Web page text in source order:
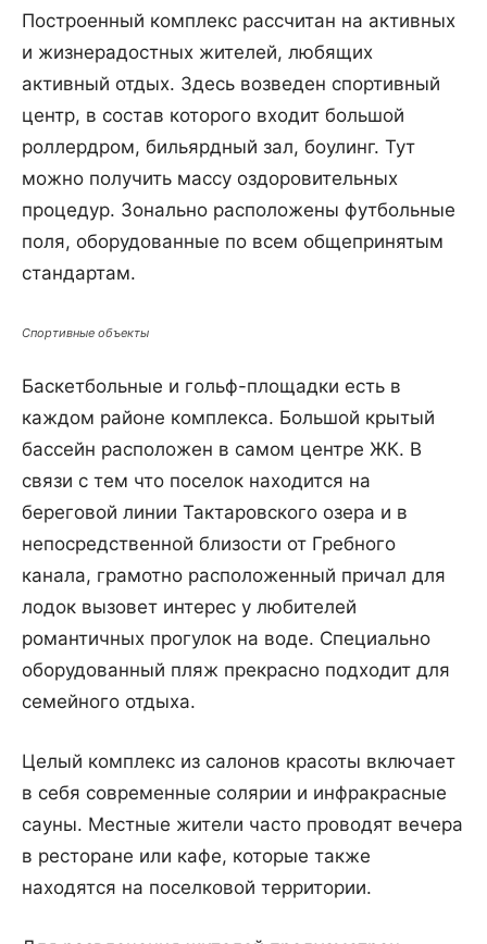
Построенный комплекс рассчитан на активных
и жизнерадостных жителей, любящих
активный отдых. Здесь возведен спортивный
центр, в состав которого входит большой
роллердром, бильярдный зал, боулинг. Тут
можно получить массу оздоровительных
процедур. Зонально расположены футбольные
поля, оборудованные по всем общепринятым
стандартам.
Спортивные объекты
Баскетбольные и гольф-площадки есть в
каждом районе комплекса. Большой крытый
бассейн расположен в самом центре ЖК. В
связи с тем что поселок находится на
береговой линии Тактаровского озера и в
непосредственной близости от Гребного
канала, грамотно расположенный причал для
лодок вызовет интерес у любителей
романтичных прогулок на воде. Специально
оборудованный пляж прекрасно подходит для
семейного отдыха.
Целый комплекс из салонов красоты включает
в себя современные солярии и инфракрасные
сауны. Местные жители часто проводят вечера
в ресторане или кафе, которые также
находятся на поселковой территории.